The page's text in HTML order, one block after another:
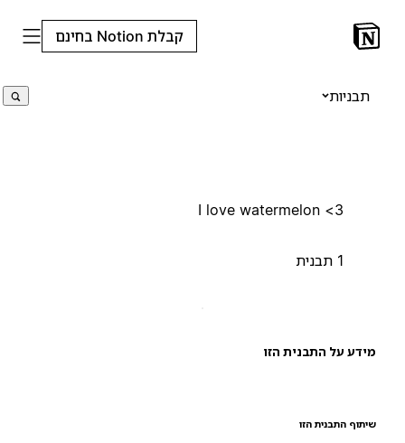
קבלת Notion בחינם
תבניות
I love watermelon <3
על התבנית הזו
התבנית הזו